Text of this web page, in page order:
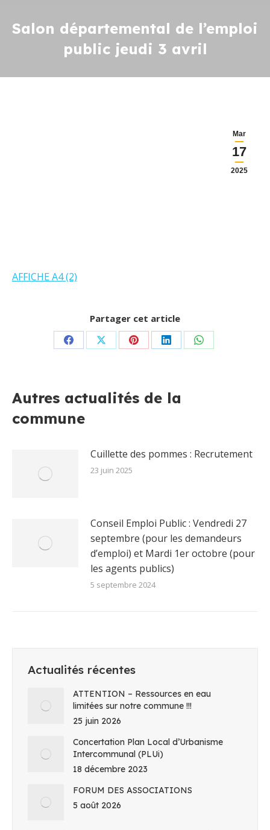
Salon départemental de l’emploi
public jeudi 3 avril
Mar
17
2025
AFFICHE A4 (2)
Partager cet article
PartagerPartagerPartagerPartagerPartager
Autres actualités de la
commune
Cuillette des pommes : Recrutement
23 juin 2025
Conseil Emploi Public : Vendredi 27
septembre (pour les demandeurs
d’emploi) et Mardi 1er octobre (pour
les agents publics)
5 septembre 2024
Actualités récentes
ATTENTION – Ressources en eau
limitées sur notre commune !!!
25 juin 2026
Concertation Plan Local d’Urbanisme
Intercommunal (PLUi)
18 décembre 2023
FORUM DES ASSOCIATIONS
5 août 2026